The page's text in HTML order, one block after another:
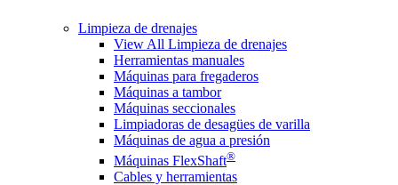
Limpieza de drenajes
View All Limpieza de drenajes
Herramientas manuales
Máquinas para fregaderos
Máquinas a tambor
Máquinas seccionales
Limpiadoras de desagües de varilla
Máquinas de agua a presión
Máquinas FlexShaft®
Cables y herramientas